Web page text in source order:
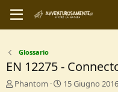
Glossario
EN 12275 -
A
Phantom
C15 Giugno 2016